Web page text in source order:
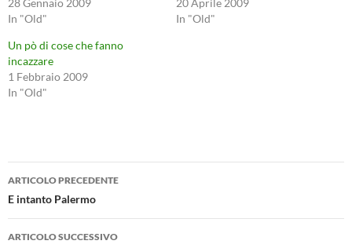
28 Gennaio 2009
In "Old"
20 Aprile 2009
In "Old"
Un pò di cose che fanno
incazzare
1 Febbraio 2009
In "Old"
Navigazione
articolo
ARTICOLO PRECEDENTE
E intanto Palermo
ARTICOLO SUCCESSIVO